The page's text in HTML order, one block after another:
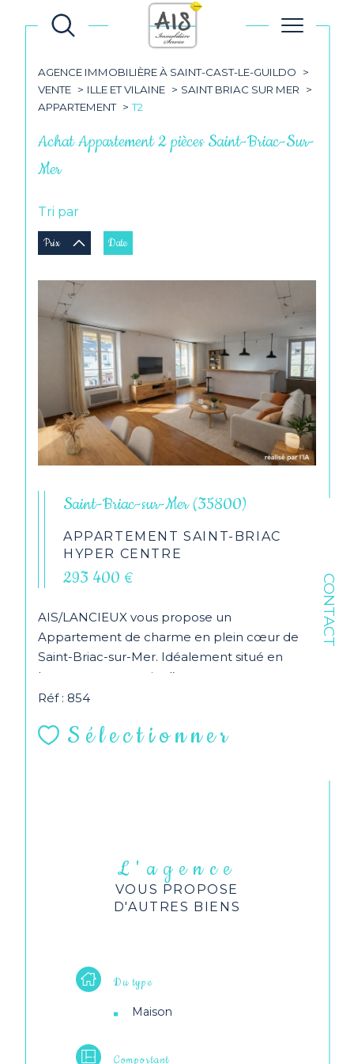
CONTACT
AGENCE IMMOBILIÈRE À SAINT-CAST-LE-GUILDO
VENTE
ILLE ET VILAINE
SAINT BRIAC SUR MER
APPARTEMENT
T2
Achat Appartement 2 pièces Saint-Briac-Sur-
Mer
Tri par
Prix Date
Saint-Briac-sur-Mer (35800)
APPARTEMENT SAINT-BRIAC
HYPER CENTRE
293 400 €
AIS/LANCIEUX vous propose un
Appartement de charme en plein cœur de
Saint-Briac-sur-Mer. Idéalement situé en
hypercentre, au sein d’un...
Réf : 854
Sélectionner
L'agence
VOUS PROPOSE
D'AUTRES BIENS
Du type
Maison
Comportant